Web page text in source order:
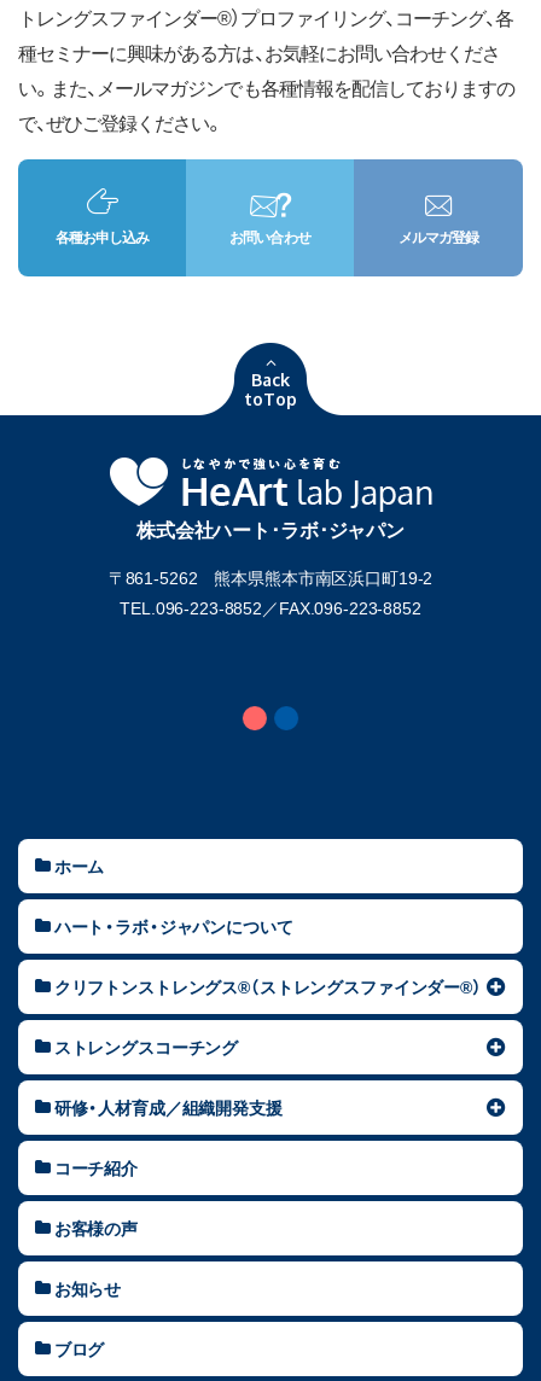
トレングスファインダー®）プロファイリング、コーチング、各
種セミナーに興味がある方は、お気軽にお問い合わせくださ
い。また、メールマガジンでも各種情報を配信しておりますの
で、ぜひご登録ください。
各種お申し込み お問い合わせ メルマガ登録
Back
toTop
株式会社ハート･ラボ･ジャパン
〒861-5262 熊本県熊本市南区浜口町19-2
TEL.096-223-8852／FAX.096-223-8852
ホーム
ハート・ラボ・ジャパンについて
クリフトンストレングス®（ストレングスファインダー®）
ストレングスコーチング
研修・人材育成／組織開発支援
コーチ紹介
お客様の声
お知らせ
ブログ